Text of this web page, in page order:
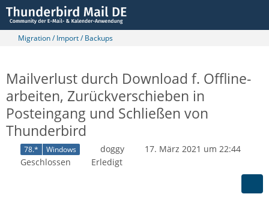
Migration / Import / Backups
Mailverlust durch Download f. Offline-
arbeiten, Zurückverschieben in
Posteingang und Schließen von
Thunderbird
78.* Windows doggy
17. März 2021 um 22:44
Geschlossen
Erledigt